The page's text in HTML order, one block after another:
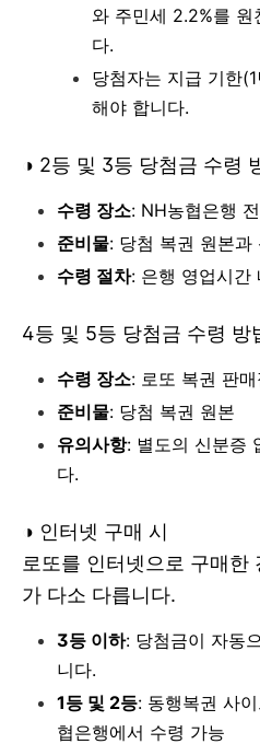
와 주민세 2.2%를 원
다.
당첨자는 지급 기한
해야 합니다.
◑ 2등 및 3등 당첨금 수령
수령 장소: NH농협은행
준비물: 당첨 복권 원본과
수령 절차: 은행 영업시간
4등 및 5등 당첨금 수령 방
수령 장소: 로또 복권 판매
준비물: 당첨 복권 원본
유의사항: 별도의 신분증
다.
◑ 인터넷 구매 시
로또를 인터넷으로 구매한
가 다소 다릅니다.
3등 이하: 당첨금이 자동
니다.
1등 및 2등: 동행복권 사
협은행에서 수령 가능